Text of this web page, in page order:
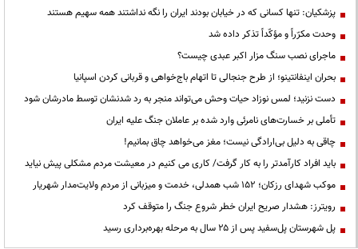
پزشکیان: تنها کسانی که در خیابان بودند ایران را نگه نداشتند همه سهیم هستند
وحدت مکرّراً و مؤکّداً تذکر داده شد
ماجرای نصب سنگ مزار اکبر عبدی چیست؟
بحران اینفانتینو؛ از طرح جنجالی تا اتهام باج‌خواهی و قربانی کردن اسپانیا
دست نزنید؛ لمس نوزاد حیات وحش می‌تواند منجر به رد شدنشان توسط مادرشان شود
تأملی بر خسارت‌های نامرئی وارد شده بر عاملان جنگ علیه ایران
چاقی به دلیل بی‌ارادگی نیست؛ مغز می‌خواهد چاق بمانیم!
باید افراد کارآمدتر را به کار گرفت/ کاری می کنیم در معیشت مردم مشکلی پیش نیاید
موکب شهدای رزکان؛ ۱۵۲ شب همدلی، خدمت و میزبانی از مردم ولایت‌مدار شهریار
رویترز: هشدار صریح ایران خطر شروع جنگ را متوقف کرد
پل شهرستان پل‌سفید پس از ۲۵ سال به مرحله بهره‌برداری رسید